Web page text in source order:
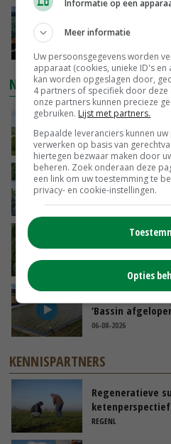
je gelukkig van
NIEUWSTE VIDEO'S
POAH!: John
GISTEREN, 10:00
Oekraïne-vlogger
de ambassade
07-08-2026
Limburgse
goed
Droogte
‘Bassin
06-08-2026
KENNISPARTNERS
Regeneratieve
ketenperspectief
REGENL
Informatie op een
Meer informatie
Uw persoonsgegevens worden
apparaat (cookies, unieke ID's
kan worden opgeslagen door,
4 partners of specifiek door deze
onze partners kunnen precieze
gebruiken. Lijst met partners.
Bepaalde leveranciers kunnen
verwerken op basis van
hiertegen bezwaar maken door
beheren. Zoek onderaan deze
een link om uw toestemming te
privacy- en cookie-instellingen.
Opties